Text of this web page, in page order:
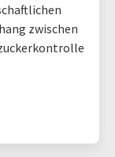
zwischen